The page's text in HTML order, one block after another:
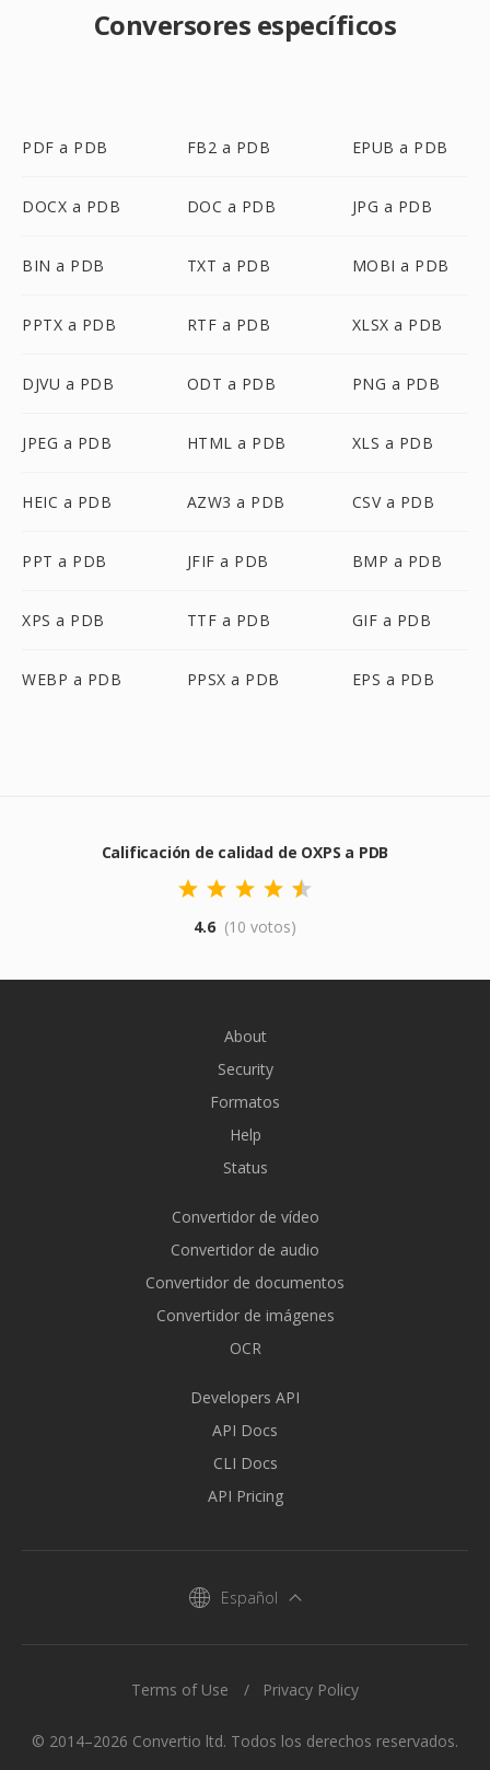
Conversores específicos
PDF a PDB FB2 a PDB EPUB a PDB
DOCX a PDB DOC a PDB JPG a PDB
BIN a PDB TXT a PDB MOBI a PDB
PPTX a PDB RTF a PDB XLSX a PDB
DJVU a PDB ODT a PDB PNG a PDB
JPEG a PDB HTML a PDB XLS a PDB
HEIC a PDB AZW3 a PDB CSV a PDB
PPT a PDB JFIF a PDB BMP a PDB
XPS a PDB TTF a PDB GIF a PDB
WEBP a PDB PPSX a PDB EPS a PDB
Calificación de calidad de OXPS a PDB
4.6 (10 votos)
About
Security
Formatos
Help
Status
Convertidor de vídeo
Convertidor de audio
Convertidor de documentos
Convertidor de imágenes
OCR
Developers API
API Docs
CLI Docs
API Pricing
Español
© 2014–2026 Convertio ltd. Todos los derechos reservados.
Terms of Use Privacy Policy